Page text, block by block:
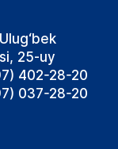
25-uy
402-28-20
037-28-20